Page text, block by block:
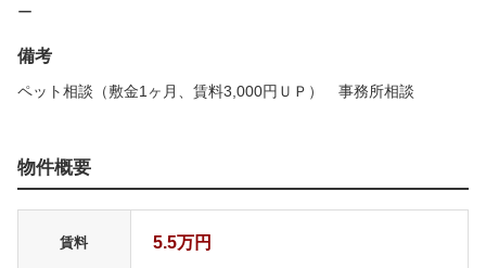
ー
備考
ペット相談（敷金1ヶ月、賃料3,000円ＵＰ） 事務所相談
物件概要
賃料 5.5万円